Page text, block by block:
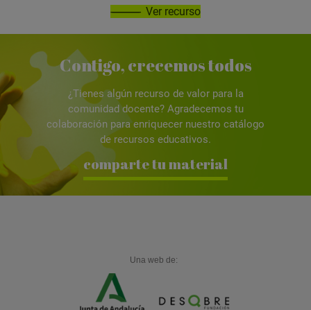
Ver recurso
Contigo, crecemos todos
¿Tienes algún recurso de valor para la
comunidad docente? Agradecemos tu
colaboración para enriquecer nuestro catálogo
de recursos educativos.
comparte tu material
Una web de: